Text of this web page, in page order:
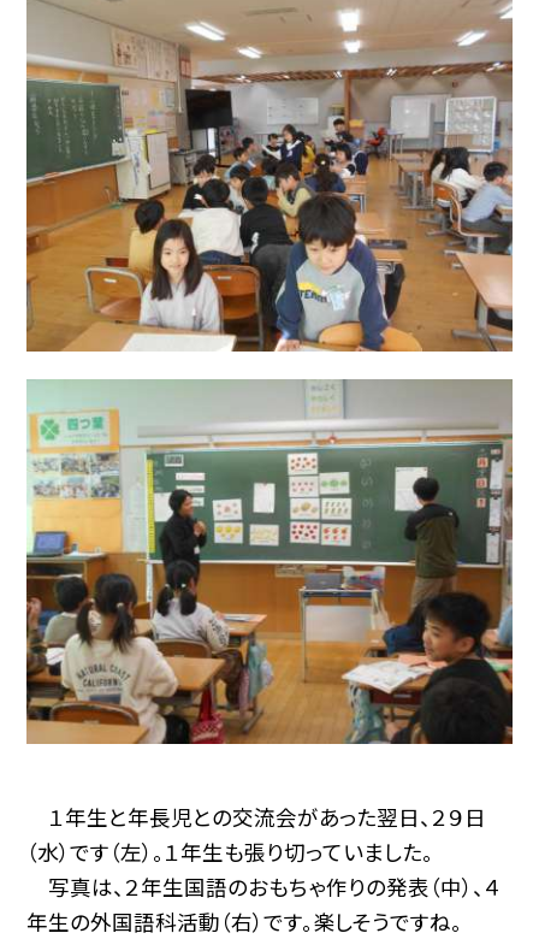
１年生と年長児との交流会があった翌日、２９日
（水）です（左）。１年生も張り切っていました。
写真は、２年生国語のおもちゃ作りの発表（中）、４
年生の外国語科活動（右）です。楽しそうですね。